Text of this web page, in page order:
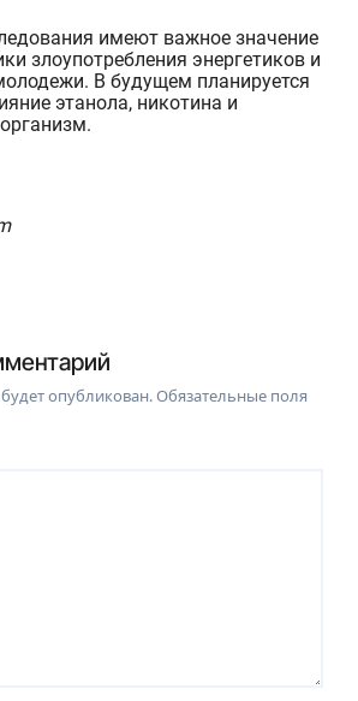
имеют важное значение
злоупотребления энергетиков и
В будущем планируется
этанола, никотина и
опубликован.Обязательные поля